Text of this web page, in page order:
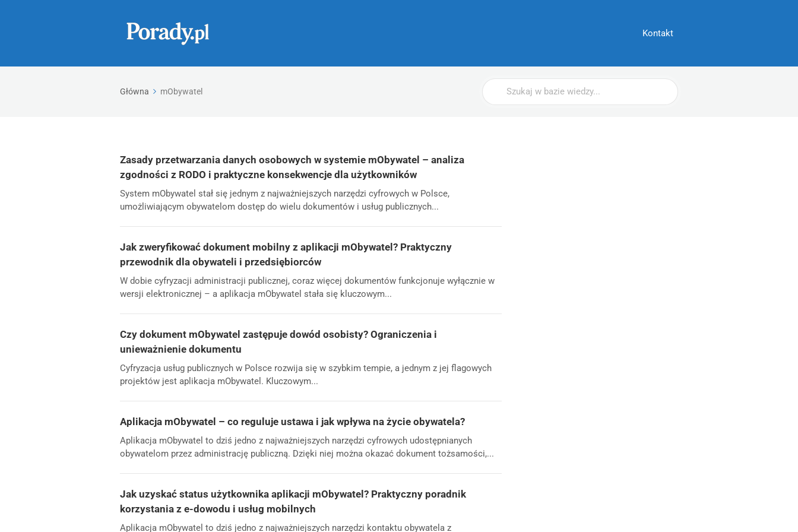
Kontakt
Główna mObywatel Wyszukaj
Zasady przetwarzania danych osobowych w systemie mObywatel – analiza
zgodności z RODO i praktyczne konsekwencje dla użytkowników
System mObywatel stał się jednym z najważniejszych narzędzi cyfrowych w Polsce,
umożliwiającym obywatelom dostęp do wielu dokumentów i usług publicznych...
Jak zweryfikować dokument mobilny z aplikacji mObywatel? Praktyczny
przewodnik dla obywateli i przedsiębiorców
W dobie cyfryzacji administracji publicznej, coraz więcej dokumentów funkcjonuje wyłącznie w
wersji elektronicznej – a aplikacja mObywatel stała się kluczowym...
Czy dokument mObywatel zastępuje dowód osobisty? Ograniczenia i
unieważnienie dokumentu
Cyfryzacja usług publicznych w Polsce rozwija się w szybkim tempie, a jednym z jej flagowych
projektów jest aplikacja mObywatel. Kluczowym...
Aplikacja mObywatel – co reguluje ustawa i jak wpływa na życie obywatela?
Aplikacja mObywatel to dziś jedno z najważniejszych narzędzi cyfrowych udostępnianych
obywatelom przez administrację publiczną. Dzięki niej można okazać dokument tożsamości,...
Jak uzyskać status użytkownika aplikacji mObywatel? Praktyczny poradnik
korzystania z e-dowodu i usług mobilnych
Aplikacja mObywatel to dziś jedno z najważniejszych narzędzi kontaktu obywatela z